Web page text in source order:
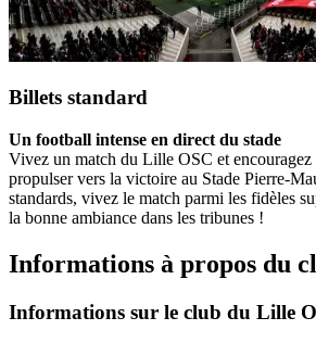
Billets standard
Un football intense en direct du stade
Vivez un match du Lille OSC et
propulser vers la victoire au Stade Pierre-
standards, vivez le match parmi les fidèles
la bonne ambiance dans les tribunes !
Informations à propos du
Informations sur le club du Lille